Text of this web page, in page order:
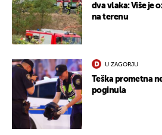
dva vlaka: Više je
na terenu
U ZAGORJU
Teška prometna
poginula